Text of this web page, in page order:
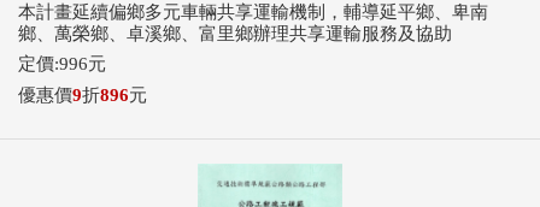
本計畫延續偏鄉多元車輛共享運輸機制，輔導延平鄉、卑南
鄉、萬榮鄉、卓溪鄉、富里鄉辦理共享運輸服務及協助
定價:996元
優惠價9折896元